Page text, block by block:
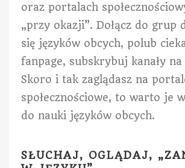
oraz portalach
„przy okazji”. Dołącz do grup
się języków obcych, polub
fanpage, subskrybuj kanały na
Skoro i tak zaglądasz na
społecznościowe, to warto je
do nauki języków obcych.
SŁUCHAJ, OGLĄDAJ,